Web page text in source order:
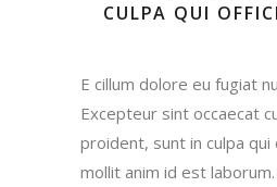
CULPA QUI
E cillum dolore eu fugiat
Excepteur sint occaecat
proident, sunt in culpa
mollit anim id est